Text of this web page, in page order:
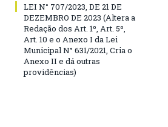
LEI N° 707/2023, DE 21 DE
DEZEMBRO DE 2023 (Altera a
Redação dos Art. 1º, Art. 5º,
Art. 10 e o Anexo I da Lei
Municipal N° 631/2021, Cria o
Anexo II e dá outras
providências)